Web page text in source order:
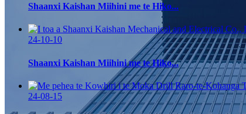
Shaanxi Kaishan Miihini me te Hiko...
24-10-10
Shaanxi Kaishan Miihini me te Hiko...
24-08-15